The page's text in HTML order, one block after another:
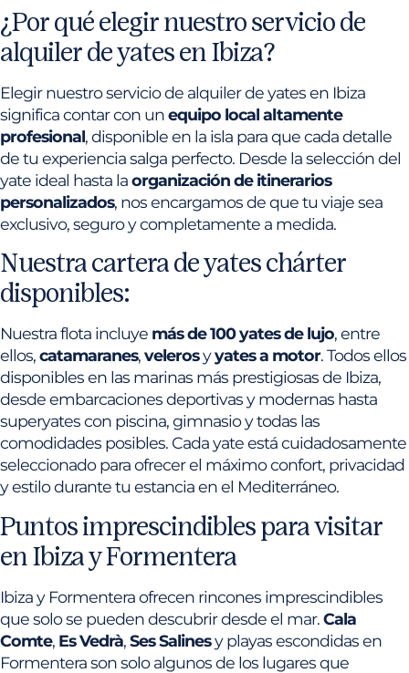
¿Por qué elegir nuestro servicio de
alquiler de yates en Ibiza?
Elegir nuestro servicio de alquiler de yates en Ibiza
significa contar con unequipo local altamente
profesional, disponible en la isla para que cada detalle
de tu experiencia salga perfecto. Desde la selección del
yate ideal hasta laorganización de itinerarios
personalizados, nos encargamos de que tu viaje sea
exclusivo, seguro y completamente a medida.
Nuestra cartera de yates chárter
disponibles:
Nuestra flota incluye más de 100 yates de lujo, entre
ellos,catamaranes,velerosyyates a motor. Todos ellos
disponibles en las marinas más prestigiosas de Ibiza,
desde embarcaciones deportivas y modernas hasta
superyates con piscina, gimnasio y todas las
comodidades posibles. Cada yate está cuidadosamente
seleccionado para ofrecer el máximo confort, privacidad
y estilo durante tu estancia en el Mediterráneo.
Puntos imprescindibles para visitar
en Ibiza y Formentera
Ibiza y Formentera ofrecen rincones imprescindibles
que solo se pueden descubrir desde el mar.Cala
Comte, Es Vedrà,Ses Salinesy playas escondidas en
Formentera son solo algunos de los lugares que